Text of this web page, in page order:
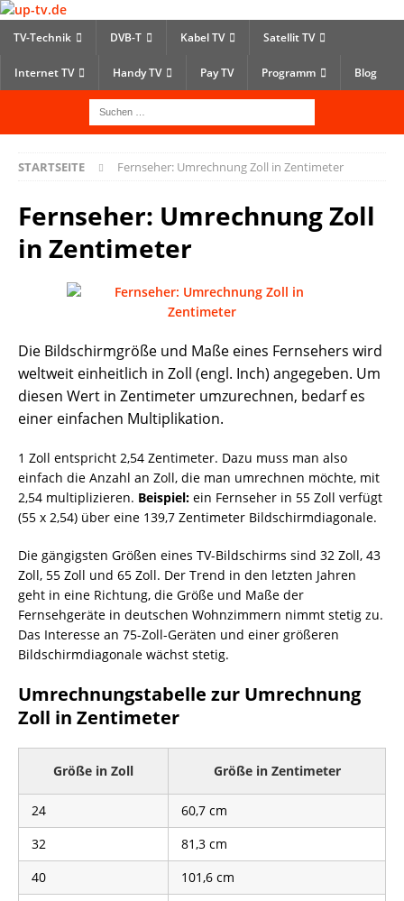
TV-Technik DVB-T Kabel TV Satellit TV
Internet TV Handy TV Pay TV Programm Blog
STARTSEITE Fernseher: Umrechnung Zoll in Zentimeter
Fernseher: Umrechnung Zoll
in Zentimeter
Die Bildschirmgröße und Maße eines Fernsehers wird
weltweit einheitlich in Zoll (engl. Inch) angegeben. Um
diesen Wert in Zentimeter umzurechnen, bedarf es
einer einfachen Multiplikation.
1 Zoll entspricht 2,54 Zentimeter. Dazu muss man also
einfach die Anzahl an Zoll, die man umrechnen möchte, mit
2,54 multiplizieren. Beispiel: ein Fernseher in 55 Zoll verfügt
(55 x 2,54) über eine 139,7 Zentimeter Bildschirmdiagonale.
Die gängigsten Größen eines TV-Bildschirms sind 32 Zoll, 43
Zoll, 55 Zoll und 65 Zoll. Der Trend in den letzten Jahren
geht in eine Richtung, die Größe und Maße der
Fernsehgeräte in deutschen Wohnzimmern nimmt stetig zu.
Das Interesse an 75-Zoll-Geräten und einer größeren
Bildschirmdiagonale wächst stetig.
Umrechnungstabelle zur Umrechnung
Zoll in Zentimeter
Größe in Zoll Größe in Zentimeter
24
60,7 cm
32
81,3 cm
40
101,6 cm